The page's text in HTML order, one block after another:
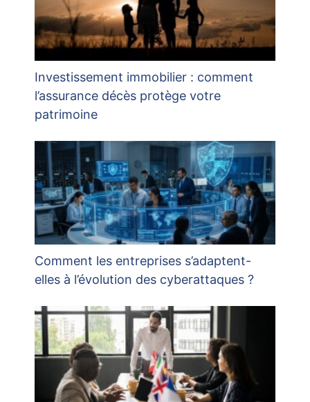
Investissement immobilier : comment
l’assurance décès protège votre
patrimoine
Comment les entreprises s’adaptent-
elles à l’évolution des cyberattaques ?